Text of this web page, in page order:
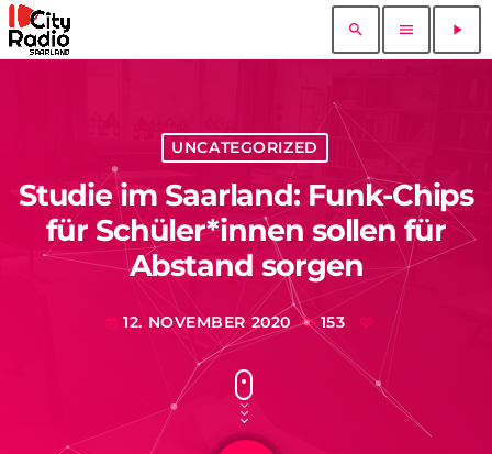
search menu play_arrow
UNCATEGORIZED
Studie im Saarland: Funk-Chips
für Schüler*innen sollen für
Abstand sorgen
today 12. NOVEMBER 2020 153